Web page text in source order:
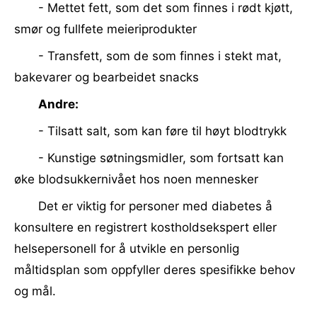
- Mettet fett, som det som finnes i rødt kjøtt,
smør og fullfete meieriprodukter
- Transfett, som de som finnes i stekt mat,
bakevarer og bearbeidet snacks
Andre:
- Tilsatt salt, som kan føre til høyt blodtrykk
- Kunstige søtningsmidler, som fortsatt kan
øke blodsukkernivået hos noen mennesker
Det er viktig for personer med diabetes å
konsultere en registrert kostholdsekspert eller
helsepersonell for å utvikle en personlig
måltidsplan som oppfyller deres spesifikke behov
og mål.